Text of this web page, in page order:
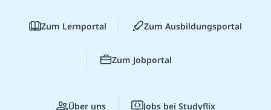
Zum Lernportal Zum Ausbildungsportal
Zum Jobportal
Über uns Jobs bei Studyflix